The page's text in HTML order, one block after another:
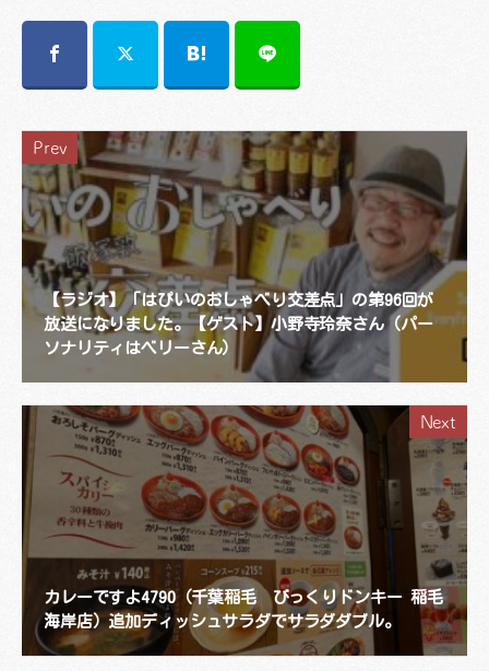
Prev
【ラジオ】「はぴいのおしゃべり交差点」の第96回が
放送になりました。【ゲスト】小野寺玲奈さん（パー
ソナリティはベリーさん）
Next
カレーですよ4790（千葉稲毛 びっくりドンキー 稲毛
海岸店）追加ディッシュサラダでサラダダブル。